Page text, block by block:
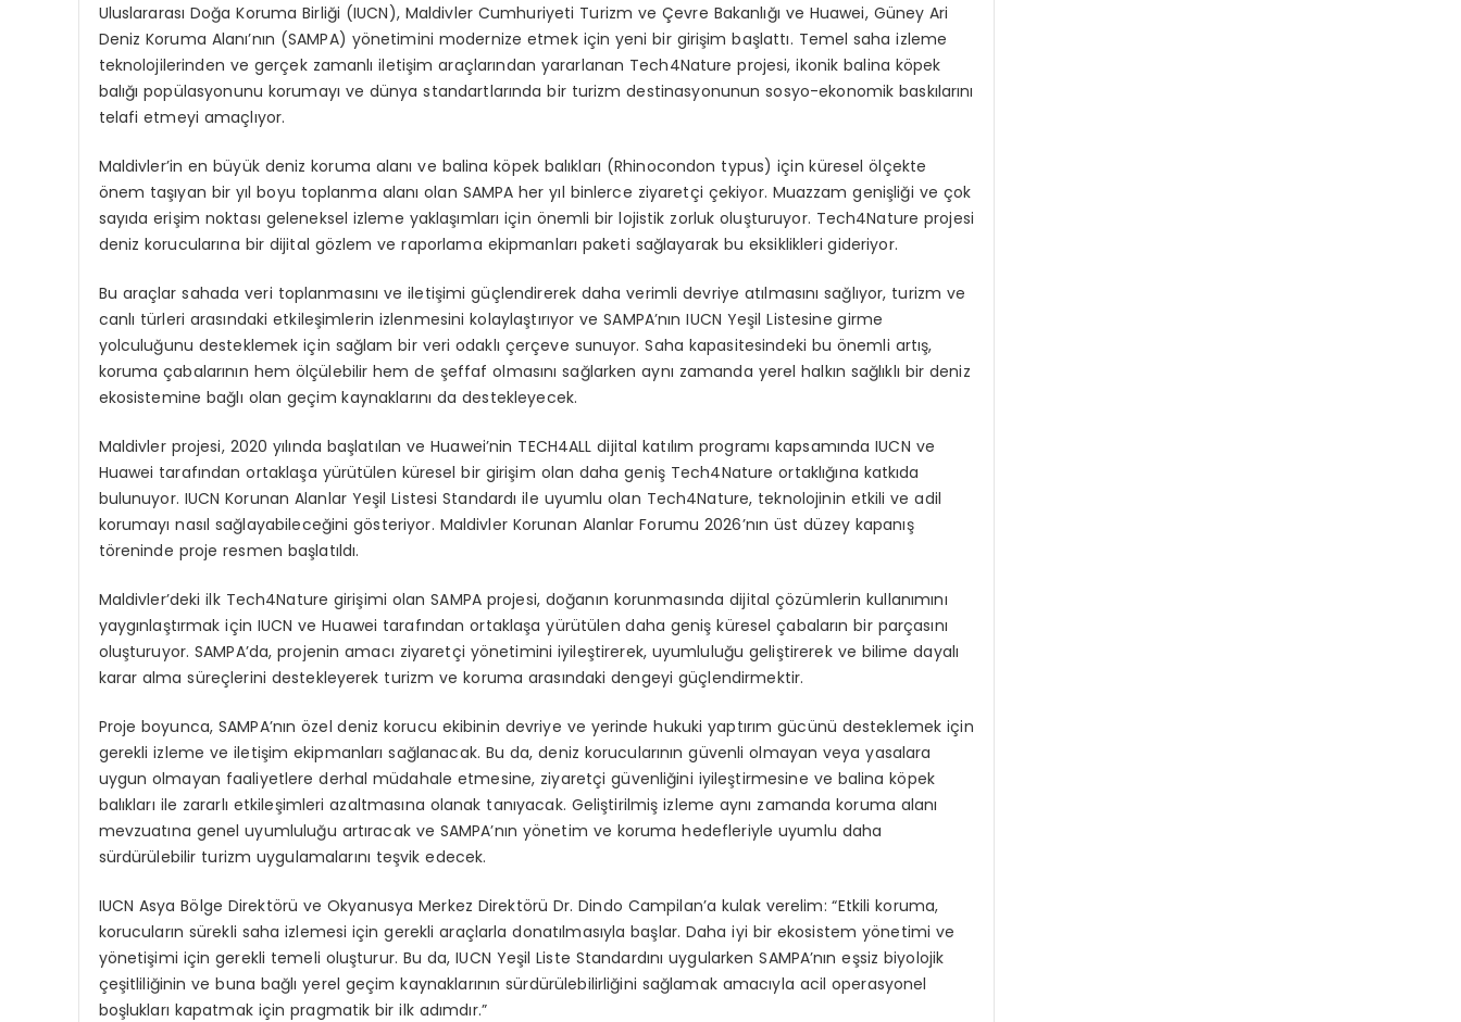
Uluslararası Doğa Koruma Birliği (IUCN), Maldivler Cumhuriyeti Turizm ve Çevre Bakanlığı ve Huawei, Güney Ari
Deniz Koruma Alanı’nın (SAMPA) yönetimini modernize etmek için yeni bir girişim başlattı. Temel saha izleme
teknolojilerinden ve gerçek zamanlı iletişim araçlarından yararlanan Tech4Nature projesi, ikonik balina köpek
balığı popülasyonunu korumayı ve dünya standartlarında bir turizm destinasyonunun sosyo-ekonomik baskılarını
telafi etmeyi amaçlıyor.
Maldivler’in en büyük deniz koruma alanı ve balina köpek balıkları (Rhinocondon typus)için küresel ölçekte
önem taşıyan bir yıl boyu toplanma alanı olan SAMPA her yıl binlerce ziyaretçi çekiyor. Muazzam genişliği ve çok
sayıda erişim noktası geleneksel izleme yaklaşımları için önemli bir lojistik zorluk oluşturuyor. Tech4Nature projesi
deniz korucularına bir dijital gözlem ve raporlama ekipmanları paketi sağlayarak bu eksiklikleri gideriyor.
Bu araçlar sahada veri toplanmasını ve iletişimi güçlendirerek daha verimli devriye atılmasını sağlıyor, turizm ve
canlı türleri arasındaki etkileşimlerin izlenmesini kolaylaştırıyor ve SAMPA’nın IUCN Yeşil Listesine girme
yolculuğunu desteklemek için sağlam bir veri odaklı çerçeve sunuyor. Saha kapasitesindeki bu önemli artış,
koruma çabalarının hem ölçülebilir hem de şeffaf olmasını sağlarken aynı zamanda yerel halkın sağlıklı bir deniz
ekosistemine bağlı olan geçim kaynaklarını da destekleyecek.
Maldivler projesi, 2020 yılında başlatılan ve Huawei’nin TECH4ALL dijital katılım programı kapsamında IUCN ve
Huawei tarafından ortaklaşa yürütülen küresel bir girişim olan daha geniş Tech4Nature ortaklığına katkıda
bulunuyor. IUCN Korunan Alanlar Yeşil Listesi Standardı ile uyumlu olan Tech4Nature, teknolojinin etkili ve adil
korumayı nasıl sağlayabileceğini gösteriyor. Maldivler Korunan Alanlar Forumu 2026’nın üst düzey kapanış
töreninde proje resmen başlatıldı.
Maldivler’deki ilk Tech4Nature girişimi olan SAMPA projesi, doğanın korunmasında dijital çözümlerin kullanımını
yaygınlaştırmak için IUCN ve Huawei tarafından ortaklaşa yürütülen daha geniş küresel çabaların bir parçasını
oluşturuyor. SAMPA’da, projenin amacı ziyaretçi yönetimini iyileştirerek, uyumluluğu geliştirerek ve bilime dayalı
karar alma süreçlerini destekleyerek turizm ve koruma arasındaki dengeyi güçlendirmektir.
Proje boyunca, SAMPA’nın özel deniz korucu ekibinin devriye ve yerinde hukuki yaptırım gücünü desteklemek için
gerekli izleme ve iletişim ekipmanları sağlanacak. Bu da, deniz korucularının güvenli olmayan veya yasalara
uygun olmayan faaliyetlere derhal müdahale etmesine, ziyaretçi güvenliğini iyileştirmesine ve balina köpek
balıkları ile zararlı etkileşimleri azaltmasına olanak tanıyacak. Geliştirilmiş izleme aynı zamanda koruma alanı
mevzuatına genel uyumluluğu artıracak ve SAMPA’nın yönetim ve koruma hedefleriyle uyumlu daha
sürdürülebilir turizm uygulamalarını teşvik edecek.
IUCN Asya Bölge Direktörü ve Okyanusya Merkez Direktörü Dr. Dindo Campilan’a kulak verelim: “Etkili koruma,
korucuların sürekli saha izlemesi için gerekli araçlarla donatılmasıyla başlar. Daha iyi bir ekosistem yönetimi ve
yönetişimi için gerekli temeli oluşturur. Bu da, IUCN Yeşil Liste Standardını uygularken SAMPA’nın eşsiz biyolojik
çeşitliliğinin ve buna bağlı yerel geçim kaynaklarının sürdürülebilirliğini sağlamak amacıyla acil operasyonel
boşlukları kapatmak için pragmatik bir ilk adımdır.”